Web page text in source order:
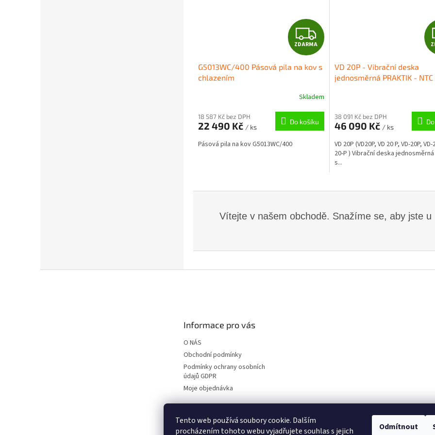
Tento web používá soubory cookie. Dalším
procházením tohoto webu vyjadřujete souhlas s jejich
Odmítnout
Z
D
A
R
M
A
ZDARMA
G5013WC/400 Pásová pila na kov s
chlazením
Skladem
18 587 Kč bez DPH
22 490 Kč / ks
Do košíku
Pásová pila na kov G5013WC/400
VD 20P - Vibrační deska
jednosměrná PRAKTIK - NTC
38 091 Kč bez DPH
46 090 Kč / ks
VD 20P (VD20P, VD 20 P, VD-20P, VD-
20-P ) Vibrační deska jednosměrná
s...
Vítejte v našem obchodě. Snažíme se, aby jste
Informace pro vás
O NÁS
Obchodní podmínky
Podmínky ochrany osobních
údajů GDPR
Moje objednávka
nahradni-uhliky.cz